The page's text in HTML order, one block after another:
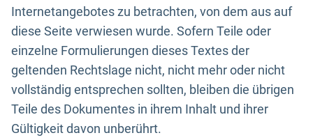
Internetangebotes zu betrachten, von dem aus auf
diese Seite verwiesen wurde. Sofern Teile oder
einzelne Formulierungen dieses Textes der
geltenden Rechtslage nicht, nicht mehr oder nicht
vollständig entsprechen sollten, bleiben die übrigen
Teile des Dokumentes in ihrem Inhalt und ihrer
Gültigkeit davon unberührt.